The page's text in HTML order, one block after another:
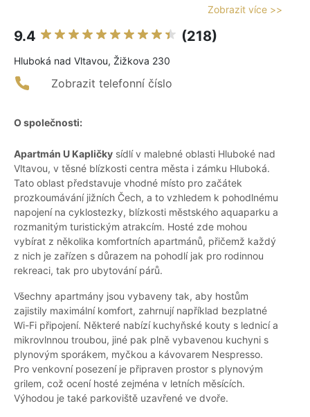
Zobrazit více >>
9.4 (218)
Hluboká nad Vltavou, Žižkova 230
Zobrazit telefonní číslo
O společnosti:
Apartmán U Kapličky sídlí v malebné oblasti Hluboké nad
Vltavou, v těsné blízkosti centra města i zámku Hluboká.
Tato oblast představuje vhodné místo pro začátek
prozkoumávání jižních Čech, a to vzhledem k pohodlnému
napojení na cyklostezky, blízkosti městského aquaparku a
rozmanitým turistickým atrakcím. Hosté zde mohou
vybírat z několika komfortních apartmánů, přičemž každý
z nich je zařízen s důrazem na pohodlí jak pro rodinnou
rekreaci, tak pro ubytování párů.
Všechny apartmány jsou vybaveny tak, aby hostům
zajistily maximální komfort, zahrnují například bezplatné
Wi-Fi připojení. Některé nabízí kuchyňské kouty s lednicí a
mikrovlnnou troubou, jiné pak plně vybavenou kuchyni s
plynovým sporákem, myčkou a kávovarem Nespresso.
Pro venkovní posezení je připraven prostor s plynovým
grilem, což ocení hosté zejména v letních měsících.
Výhodou je také parkoviště uzavřené ve dvoře.